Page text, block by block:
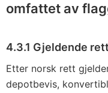
omfattet av
4.3.1 Gjeldende rett
Etter norsk rett
depotbevis,